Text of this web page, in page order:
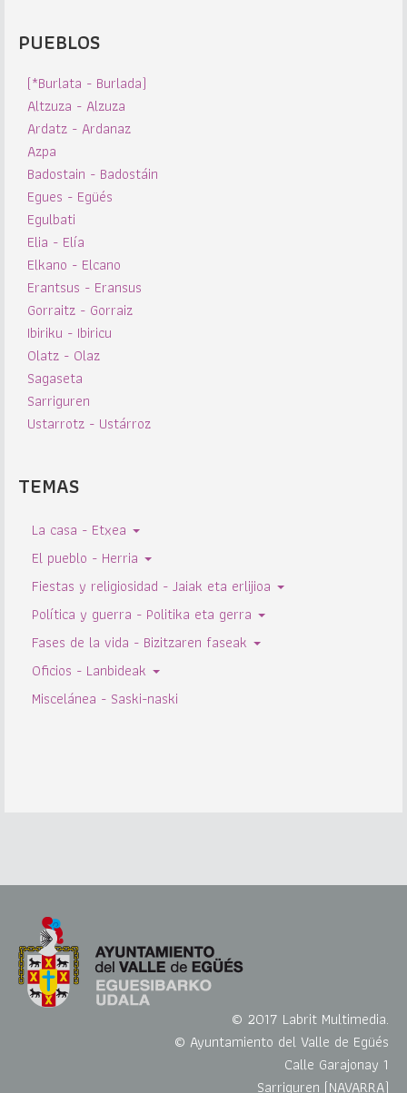
PUEBLOS
(*Burlata - Burlada)
Altzuza - Alzuza
Ardatz - Ardanaz
Azpa
Badostain - Badostáin
Egues - Egüés
Egulbati
Elia - Elía
Elkano - Elcano
Erantsus - Eransus
Gorraitz - Gorraiz
Ibiriku - Ibiricu
Olatz - Olaz
Sagaseta
Sarriguren
Ustarrotz - Ustárroz
TEMAS
La casa - Etxea
El pueblo - Herria
Fiestas y religiosidad - Jaiak eta erlijioa
Política y guerra - Politika eta gerra
Fases de la vida - Bizitzaren faseak
Oficios - Lanbideak
Miscelánea - Saski-naski
© 2017 Labrit Multimedia.
© Ayuntamiento del Valle de Egüés
Calle Garajonay 1
Sarriguren (NAVARRA)